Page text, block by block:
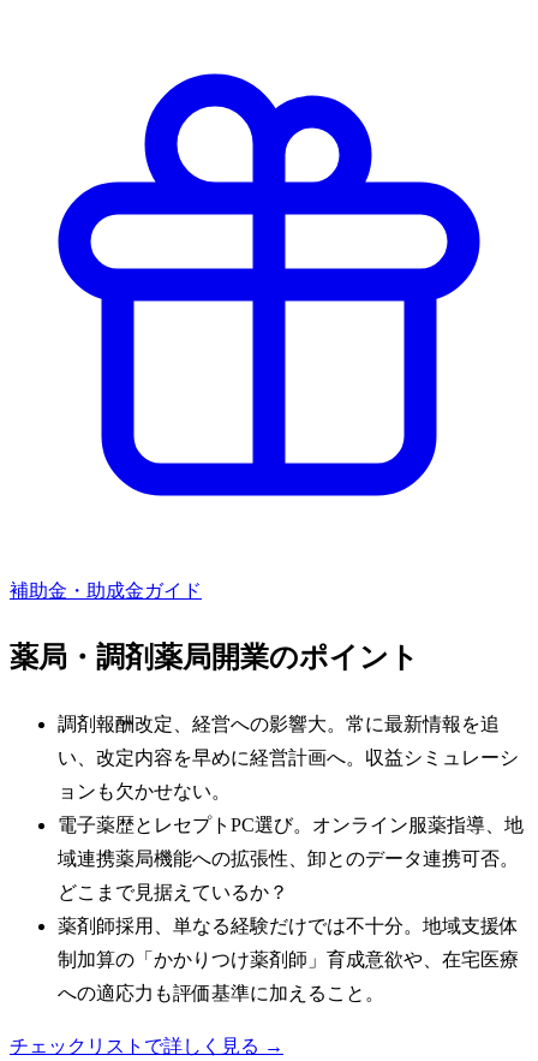
補助金・助成金ガイド
薬局・調剤薬局開業のポイント
調剤報酬改定、経営への影響大。常に最新情報を追
い、改定内容を早めに経営計画へ。収益シミュレーシ
ョンも欠かせない。
電子薬歴とレセプトPC選び。オンライン服薬指導、地
域連携薬局機能への拡張性、卸とのデータ連携可否。
どこまで見据えているか？
薬剤師採用、単なる経験だけでは不十分。地域支援体
制加算の「かかりつけ薬剤師」育成意欲や、在宅医療
への適応力も評価基準に加えること。
チェックリストで詳しく見る →